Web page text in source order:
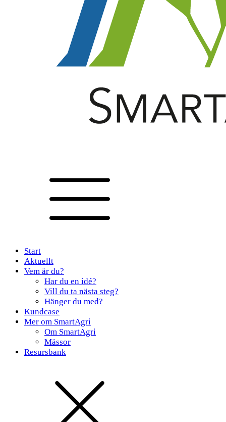
Start
Aktuellt
Vem är du?
Har du en idé?
Vill du ta nästa steg?
Hänger du med?
Kundcase
Mer om SmartAgri
Om SmartAgri
Mässor
Resursbank